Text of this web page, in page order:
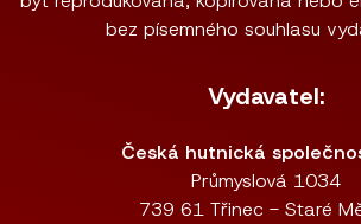
bez písemného souhlasu
Vydavatel:
Česká hutnická
Průmyslová 1034
739 61 Třinec - Staré